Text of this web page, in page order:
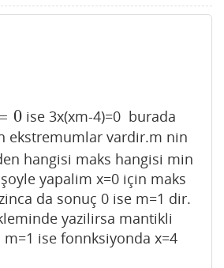
0 ise 3x(xm-4)=0 burada
ekstremumlar vardir.m nin
hangisi maks hangisi min
yapalim x=0 için maks
da sonuç 0 ise m=1 dir.
yazilirsa mantikli
m=1 ise fonnksiyonda x=4